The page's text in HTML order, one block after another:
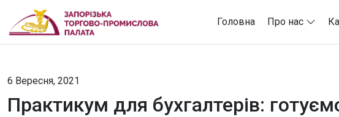
Головна Про нас
6 Вересня, 2021
Практикум для бухгалтерів: